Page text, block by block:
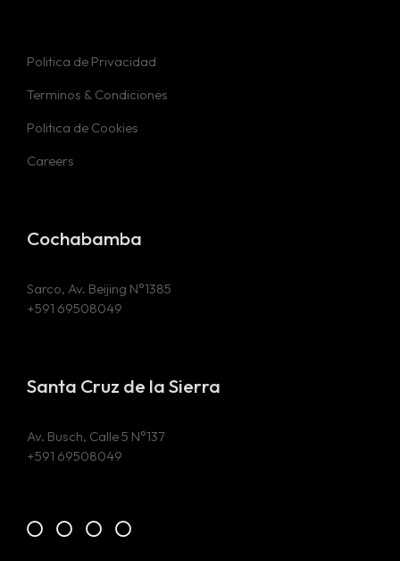
Politica de Privacidad
Terminos & Condiciones
Politica de Cookies
Careers
Cochabamba
Sarco, Av. Beijing N°1385
+591 69508049
Santa Cruz de la Sierra
Av. Busch, Calle 5 N°137
+591 69508049